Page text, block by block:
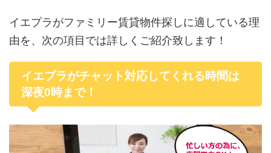
イエプラがファミリー賃貸物件探しに適している理
由を、次の項目では詳しくご紹介致します！
イエプラがチャット対応してくれる時間は
深夜0時まで！